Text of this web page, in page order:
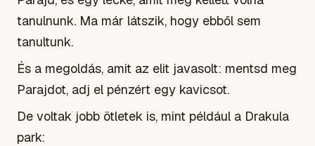
tanulnunk. Ma már látszik, hogy ebből sem
tanultunk.
És a megoldás, amit az elit javasolt: mentsd meg
Parajdot, adj el pénzért egy kavicsot.
De voltak jobb ötletek is, mint például a Drakula
park: